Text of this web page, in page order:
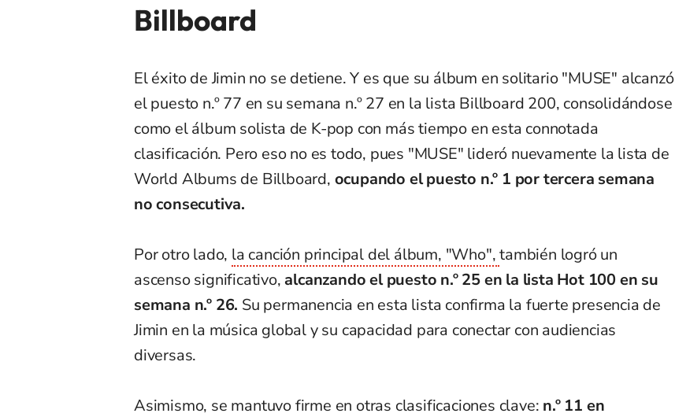
Billboard
El éxito de Jimin no se detiene. Y es que su álbum en solitario "MUSE" alcanzó
el puesto n.º 77 en su semana n.º 27 en la lista Billboard 200, consolidándose
como el álbum solista de K-pop con más tiempo en esta connotada
clasificación. Pero eso no es todo, pues "MUSE" lideró nuevamente la lista de
World Albums de Billboard, ocupando el puesto n.º 1 por tercera semana
no consecutiva.
Por otro lado, la canción principal del álbum, "Who",también logró un
ascenso significativo, alcanzando el puesto n.º 25 en la lista Hot 100 en su
semana n.º 26. Su permanencia en esta lista confirma la fuerte presencia de
Jimin en la música global y su capacidad para conectar con audiencias
diversas.
Asimismo, se mantuvo firme en otras clasificaciones clave: n.º 11 en